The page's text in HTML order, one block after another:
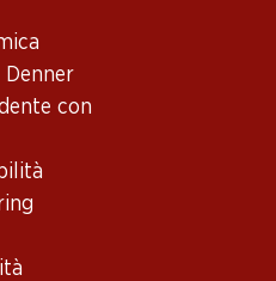
Denner
con
Bottiglia: 7.95
Rimuss Rosato Dry